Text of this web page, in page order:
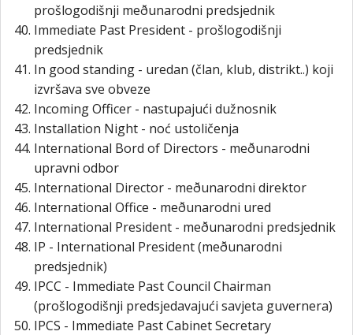
prošlogodišnji meðunarodni predsjednik
Immediate Past President - prošlogodišnji
predsjednik
In good standing - uredan (član, klub, distrikt..) koji
izvršava sve obveze
Incoming Officer - nastupajući dužnosnik
Installation Night - noć ustoličenja
International Bord of Directors - meðunarodni
upravni odbor
International Director - meðunarodni direktor
International Office - meðunarodni ured
International President - meðunarodni predsjednik
IP - International President (meðunarodni
predsjednik)
IPCC - Immediate Past Council Chairman
(prošlogodišnji predsjedavajući savjeta guvernera)
IPCS - Immediate Past Cabinet Secretary